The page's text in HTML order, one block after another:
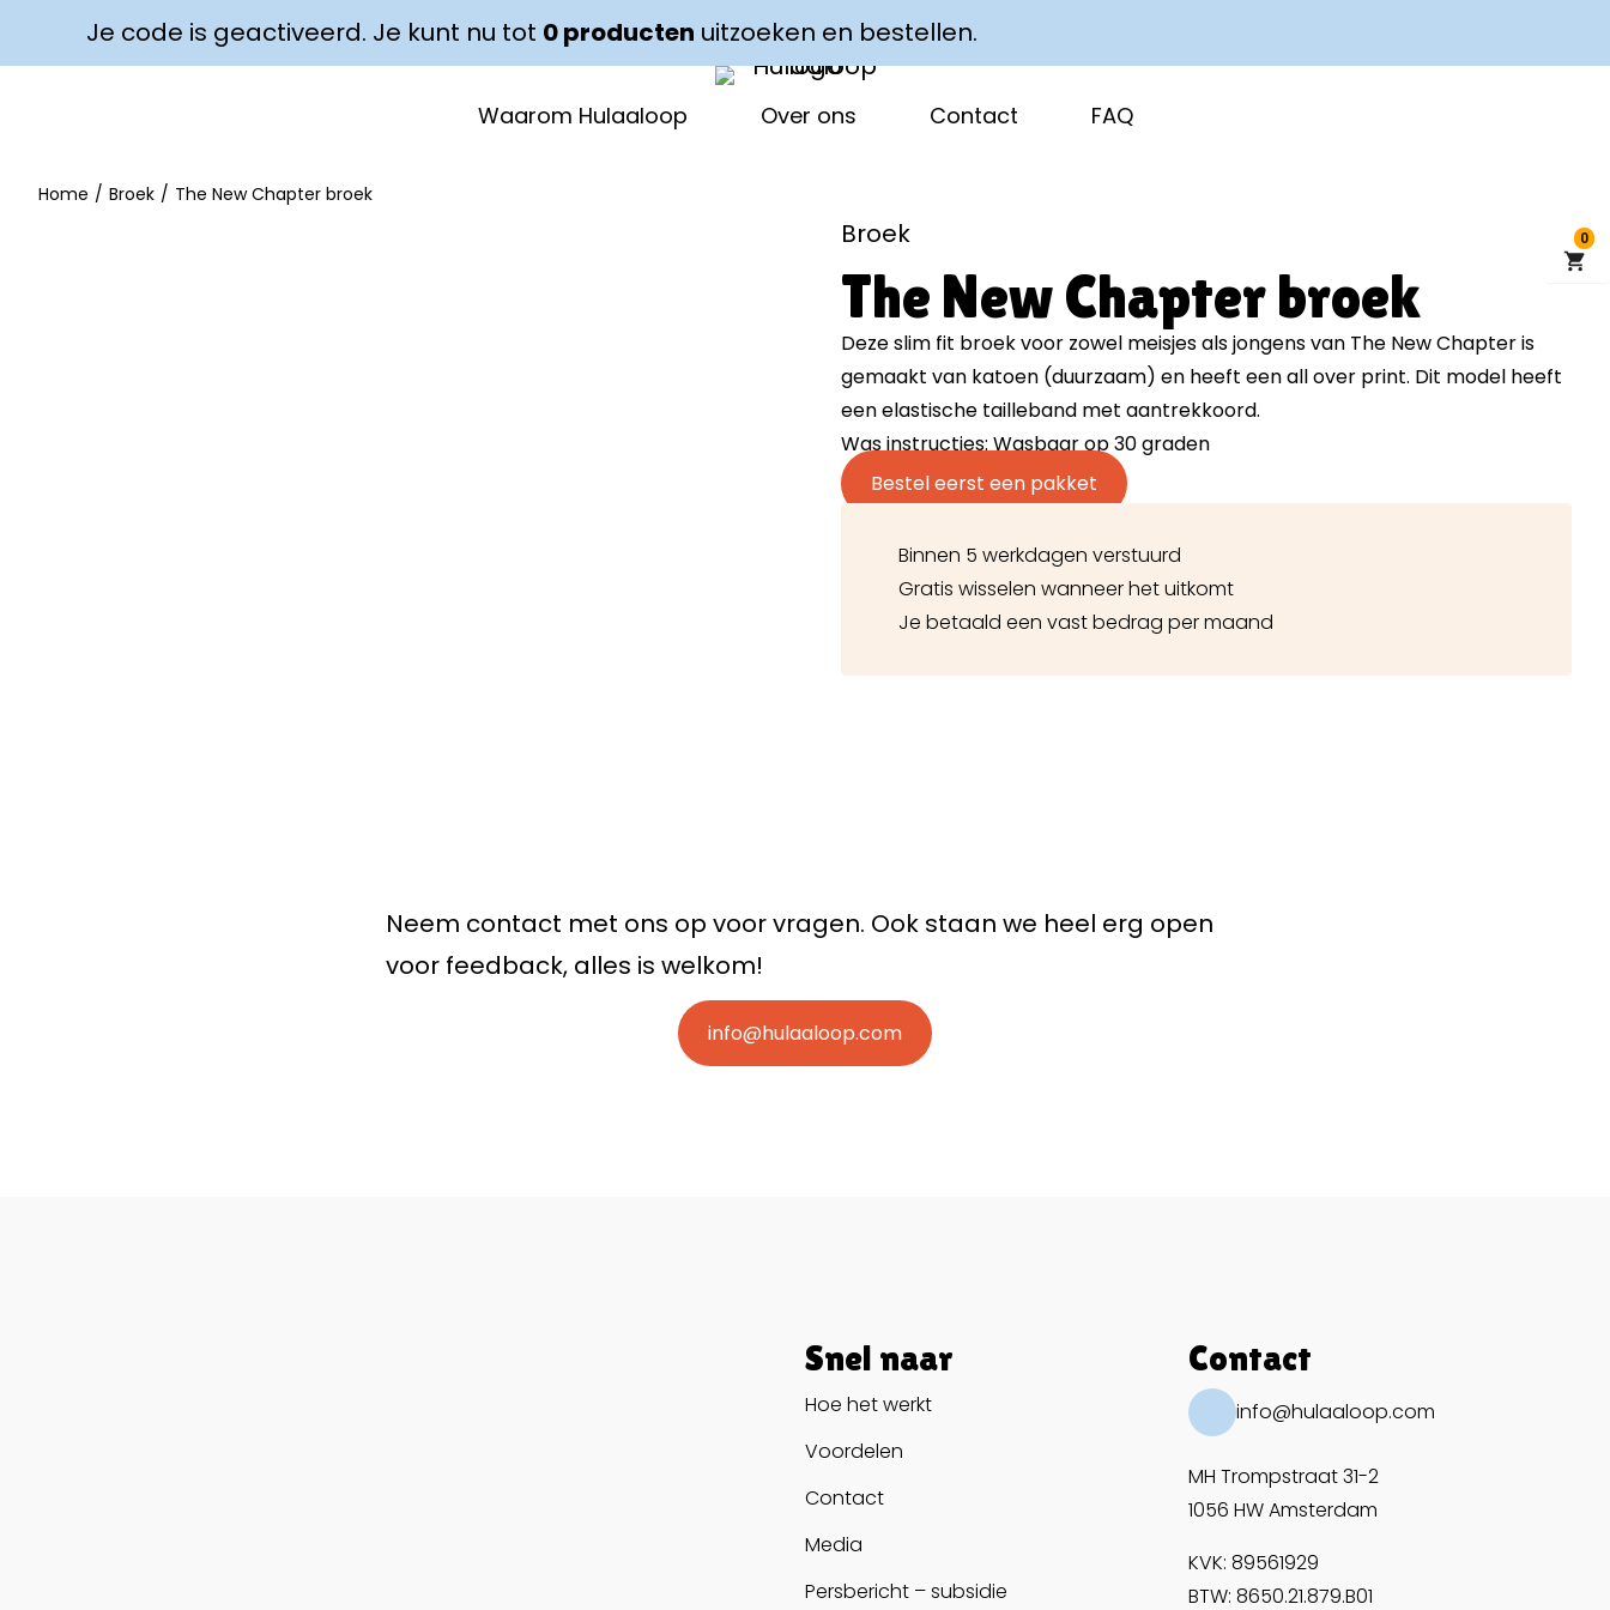
Je code is geactiveerd. Je kunt nu tot 0producten uitzoeken en bestellen.
✓ STIJLVOLLE OUTFITS ✓ EENVOUDIG KLEDING WISSELEN ✓ HERGEBRUIKTE KWALITEITSKLEDING
Waarom Hulaaloop Over ons Contact FAQ
Home / Broek / The New Chapter broek
Broek
The New Chapter broek
Deze slim fit broek voor zowel meisjes als jongens van The New Chapter is
gemaakt van katoen (duurzaam) en heeft een all over print. Dit model heeft
een elastische tailleband met aantrekkoord.
Was instructies: Wasbaar op 30 graden
Bestel eerst een pakket
Binnen 5 werkdagen verstuurd
Gratis wisselen wanneer het uitkomt
Je betaald een vast bedrag per maand
Neem contact met ons op voor vragen. Ook staan we heel erg open
voor feedback, alles is welkom!
info@hulaaloop.com
Snel naar
Hoe het werkt
Voordelen
Contact
Media
Persbericht – subsidie
Contact
info@hulaaloop.com
MH Trompstraat 31-2
1056 HW Amsterdam
KVK: 89561929
BTW: 8650.21.879.B01
0